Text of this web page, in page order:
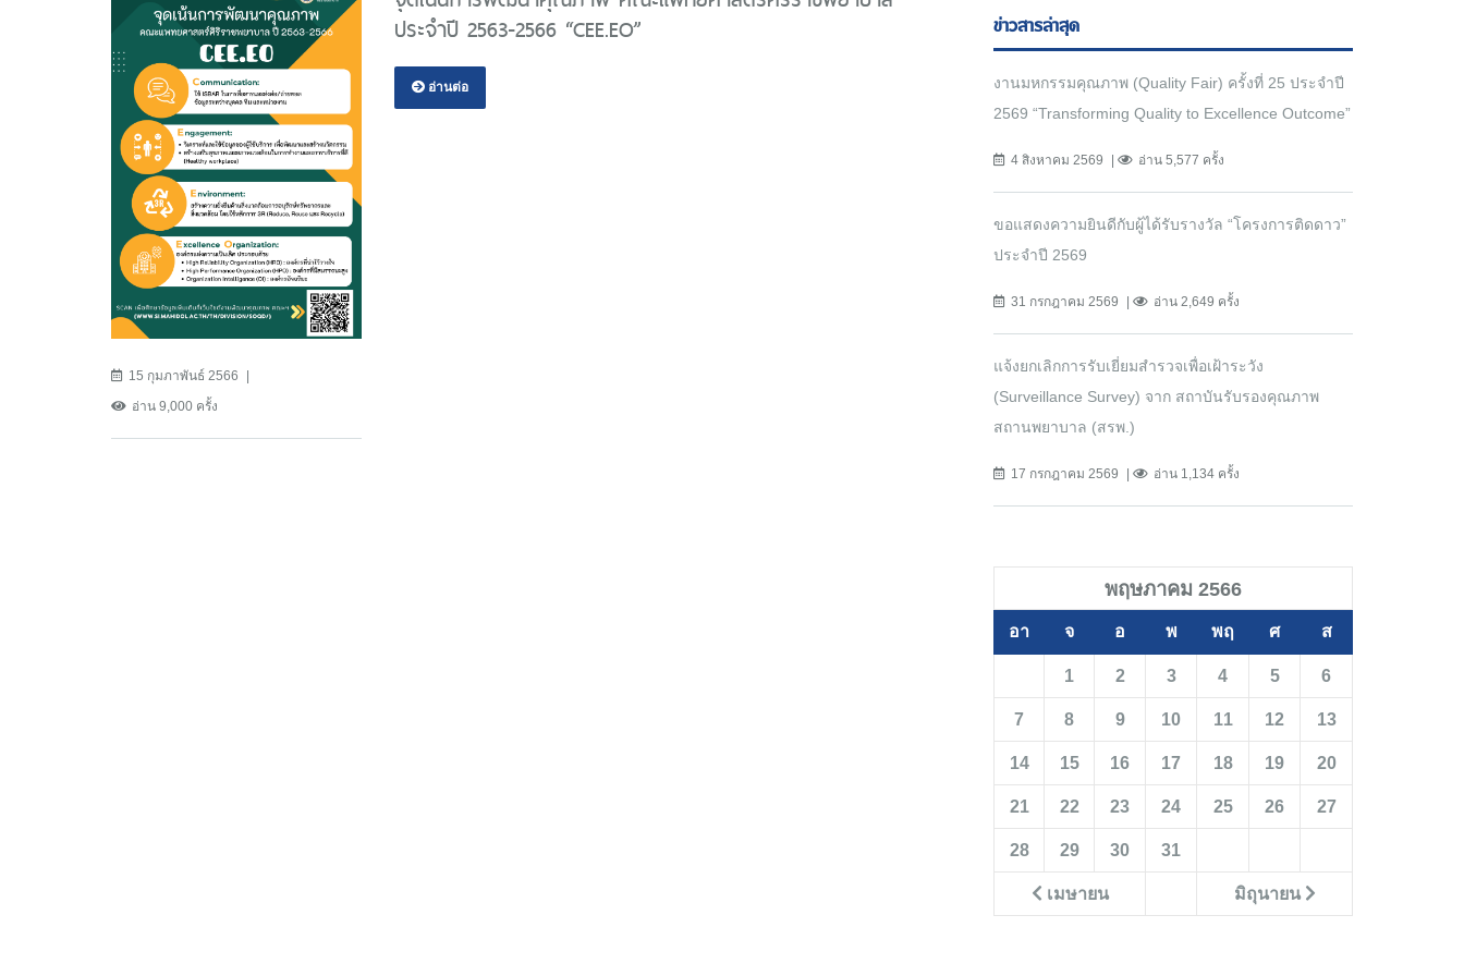
15 กุมภาพันธ์ 2566
อ่าน 9,000 ครั้ง
ประจำปี 2563-2566 “CEE.EO”
อ่านต่อ
ข่าวสารล่าสุด
งานมหกรรมคุณภาพ (Quality Fair) ครั้งที่ 25 ประจำปี
2569 “Transforming Quality to Excellence Outcome”
4 สิงหาคม 2569 อ่าน 5,577 ครั้ง
ขอแสดงความยินดีกับผู้ได้รับรางวัล “โครงการติดดาว”
ประจำปี 2569
31 กรกฎาคม 2569 อ่าน 2,649 ครั้ง
แจ้งยกเลิกการรับเยี่ยมสำรวจเพื่อเฝ้าระวัง
(Surveillance Survey) จาก สถาบันรับรองคุณภาพ
สถานพยาบาล (สรพ.)
17 กรกฎาคม 2569 อ่าน 1,134 ครั้ง
พฤษภาคม 2566
อา จ อ พ พฤ ศ ส
เมษายน มิถุนายน
1 2 3 4 5 6
7 8 9 10 11 12 13
14 15 16 17 18 19 20
21 22 23 24 25 26 27
28 29 30 31